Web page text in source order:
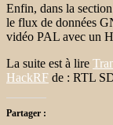
Enfin, dans la
le flux de données
vidéo PAL avec un
La suite est à lire
HackRF de : RTL
Partager :